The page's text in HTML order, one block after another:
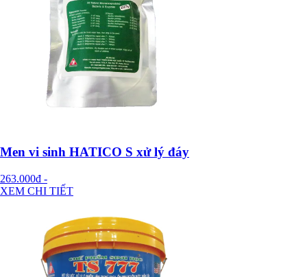
Men vi sinh HATICO S xử lý đáy
263.000đ -
XEM CHI TIẾT